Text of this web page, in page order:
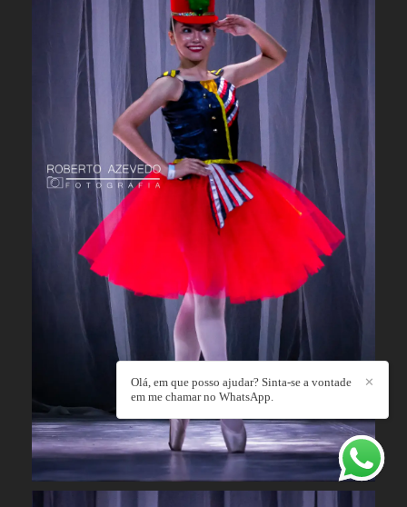
✕
Olá, em que posso ajudar? Sinta-se a vontade
em me chamar no WhatsApp.